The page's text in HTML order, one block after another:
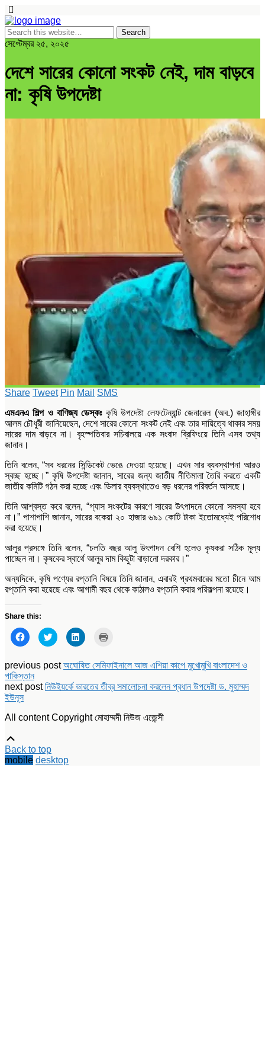
সেপ্টেম্বর ২৫, ২০২৫
দেশে সারের কোনো সংকট নেই, দাম বাড়বে
না: কৃষি উপদেষ্টা
Share Tweet Pin Mail SMS
এমএনএ শিল্প ও বাণিজ্য ডেস্কঃকৃষি উপদেষ্টা লেফটেন্যান্ট জেনারেল (অব.) জাহাঙ্গীর
আলম চৌধুরী জানিয়েছেন, দেশে সারের কোনো সংকট নেই এবং তার দায়িত্বে থাকার সময়
সারের দাম বাড়বে না। বৃহস্পতিবার সচিবালয়ে এক সংবাদ ব্রিফিংয়ে তিনি এসব তথ্য
জানান।
তিনি বলেন, “সব ধরনের সিন্ডিকেট ভেঙে দেওয়া হয়েছে। এখন সার ব্যবস্থাপনা আরও
স্বচ্ছ হচ্ছে।” কৃষি উপদেষ্টা জানান, সারের জন্য জাতীয় নীতিমালা তৈরি করতে একটি
জাতীয় কমিটি গঠন করা হচ্ছে এবং ডিলার ব্যবস্থাতেও বড় ধরনের পরিবর্তন আসছে।
তিনি আশ্বস্ত করে বলেন, “গ্যাস সংকটের কারণে সারের উৎপাদনে কোনো সমস্যা হবে
না।” পাশাপাশি জানান, সারের বকেয়া ২০ হাজার ৬৯১ কোটি টাকা ইতোমধ্যেই পরিশোধ
করা হয়েছে।
আলুর প্রসঙ্গে তিনি বলেন, “চলতি বছর আলু উৎপাদন বেশি হলেও কৃষকরা সঠিক মূল্য
পাচ্ছেন না। কৃষকের স্বার্থে আলুর দাম কিছুটা বাড়ানো দরকার।”
অন্যদিকে, কৃষি পণ্যের রপ্তানি বিষয়ে তিনি জানান, এবারই প্রথমবারের মতো চীনে আম
রপ্তানি করা হয়েছে এবং আগামী বছর থেকে কাঠালও রপ্তানি করার পরিকল্পনা রয়েছে।
Share this:
Click
to
share
Facebook
(Opens
in
new
window)
Click
to
share
Twitter
(Opens
new
window)
Click
to
LinkedIn
(Opens
new
window)
in
new
previous postঅঘোষিত সেমিফাইনালে আজ এশিয়া কাপে মুখোমুখি বাংলাদেশ ও
পাকিস্তান
next postনিউইয়র্কে ভারতের তীব্র সমালোচনা করলেন প্রধান উপদেষ্টা ড. মুহাম্মদ
ইউনূস
All content Copyright মোহাম্মদী নিউজ এজেন্সী
Up
Back to top
mobile desktop